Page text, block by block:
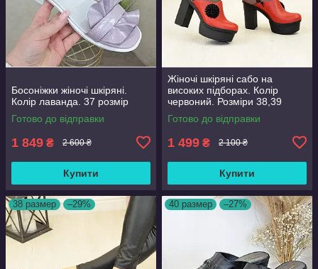
Босоніжки жіночі шкіряні.
Колір лаванда. 37 розмір
Готово до відправки
1 849 ₴ 2 600 ₴
Купити
Жіночі шкіряні сабо на
високих підборах. Колір
червоний. Розміри 38,39
Готово до відправки
1 499 ₴ 2 100 ₴
Купити
38 размер –29% 40 размер –27%